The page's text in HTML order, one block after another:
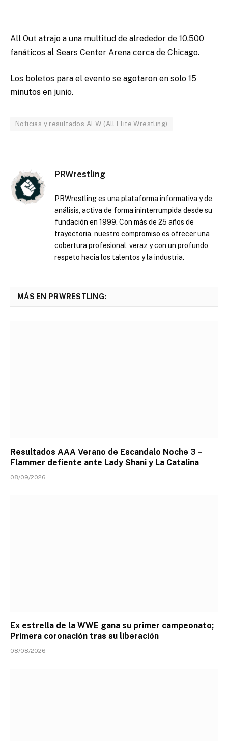
All Out atrajo a una multitud de alrededor de 10,500
fanáticos al Sears Center Arena cerca de Chicago.
Los boletos para el evento se agotaron en solo 15
minutos en junio.
Noticias y resultados AEW (All Elite Wrestling)
PRWrestling
PRWrestling es una plataforma informativa y de
análisis, activa de forma ininterrumpida desde su
fundación en 1999. Con más de 25 años de
trayectoria, nuestro compromiso es ofrecer una
cobertura profesional, veraz y con un profundo
respeto hacia los talentos y la industria.
MÁS EN PRWRESTLING:
Resultados AAA Verano de Escandalo Noche 3 –
Flammer defiente ante Lady Shani y La Catalina
08/09/2026
Ex estrella de la WWE gana su primer campeonato;
Primera coronación tras su liberación
08/08/2026